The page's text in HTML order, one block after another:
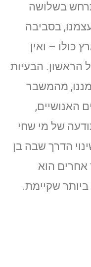
בשלושה
בסביבה
כולו – ואין
הראשון. הבעיות
מהמשבר
האנושיים,
של מי שחי
הדרך שבה בן
אחרים הוא
שקיימת.